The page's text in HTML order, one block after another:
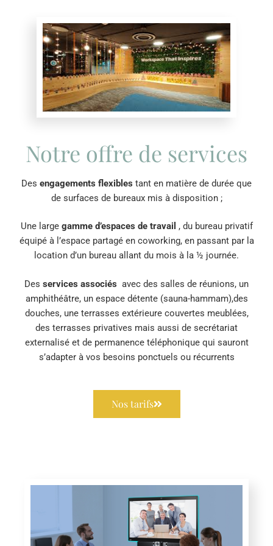
Notre offre de services
Des engagements flexibles tant en matière de durée que
de surfaces de bureaux mis à disposition ;
Une large gamme d’espaces de travail , du bureau privatif
équipé à l’espace partagé en coworking, en passant par la
location d’un bureau allant du mois à la ½ journée.
Des services associés avec des salles de réunions, un
amphithéâtre, un espace détente (sauna-hammam),des
douches, une terrasses extérieure couvertes meublées,
des terrasses privatives mais aussi de secrétariat
externalisé et de permanence téléphonique qui sauront
s’adapter à vos besoins ponctuels ou récurrents
Nos tarifs